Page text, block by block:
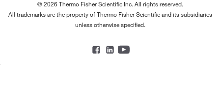
© 2026 Thermo Fisher Scientific Inc. All rights reserved.
All trademarks are the property of Thermo Fisher Scientific and its subsidiaries
unless otherwise specified.